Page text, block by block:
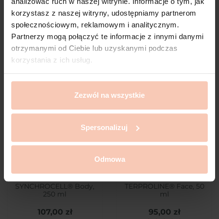
korzystasz z naszej witryny, udostępniamy partnerom
społecznościowym, reklamowym i analitycznym.
Partnerzy mogą połączyć te informacje z innymi danymi
otrzymanymi od Ciebie lub uzyskanymi podczas
korzystania z ich usług.
Zezwól na wszystkie
Spersonalizuj
Odmowa
Klienci, którzy zakupili ten
produkt, kupili również:
SYNCHROCELL® Body,
250 ml
107,00 zł
favorite_border
TERPROLINE® Face, 50
ml
95,00 zł